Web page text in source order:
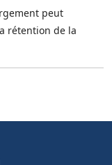
peut
rétention de la